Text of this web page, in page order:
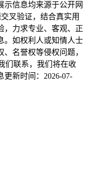
示信息均来源于公开网
叉验证，结合真实用
，力求专业、客观、正
。如权利人或知情人士
名誉权等侵权问题，
们联系，我们将在收
新时间：2026-07-